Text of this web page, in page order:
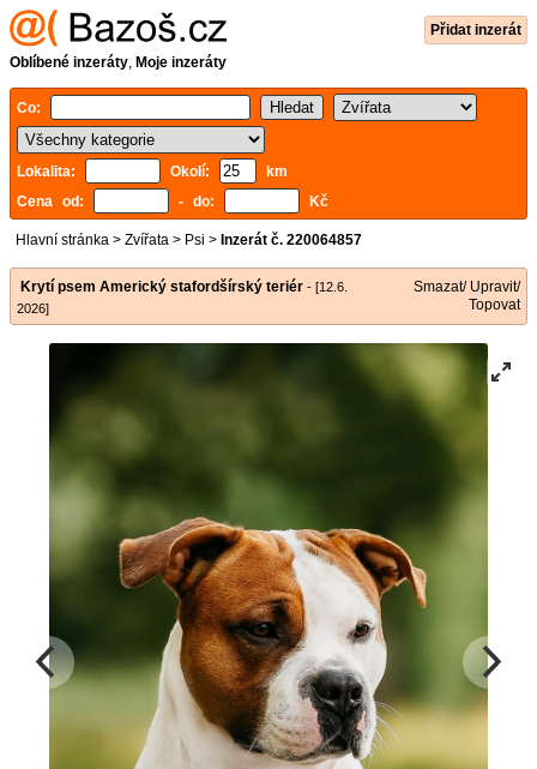
Přidat inzerát
Oblíbené inzeráty, Moje inzeráty
Co:
Lokalita: Okolí:
km
Cena od:
- do: Kč
Hlavní stránka > Zvířata > Psi > Inzerát č. 220064857
Krytí psem Americký stafordšírský teriér - [12.6.
2026]
Smazat/ Upravit/
Topovat